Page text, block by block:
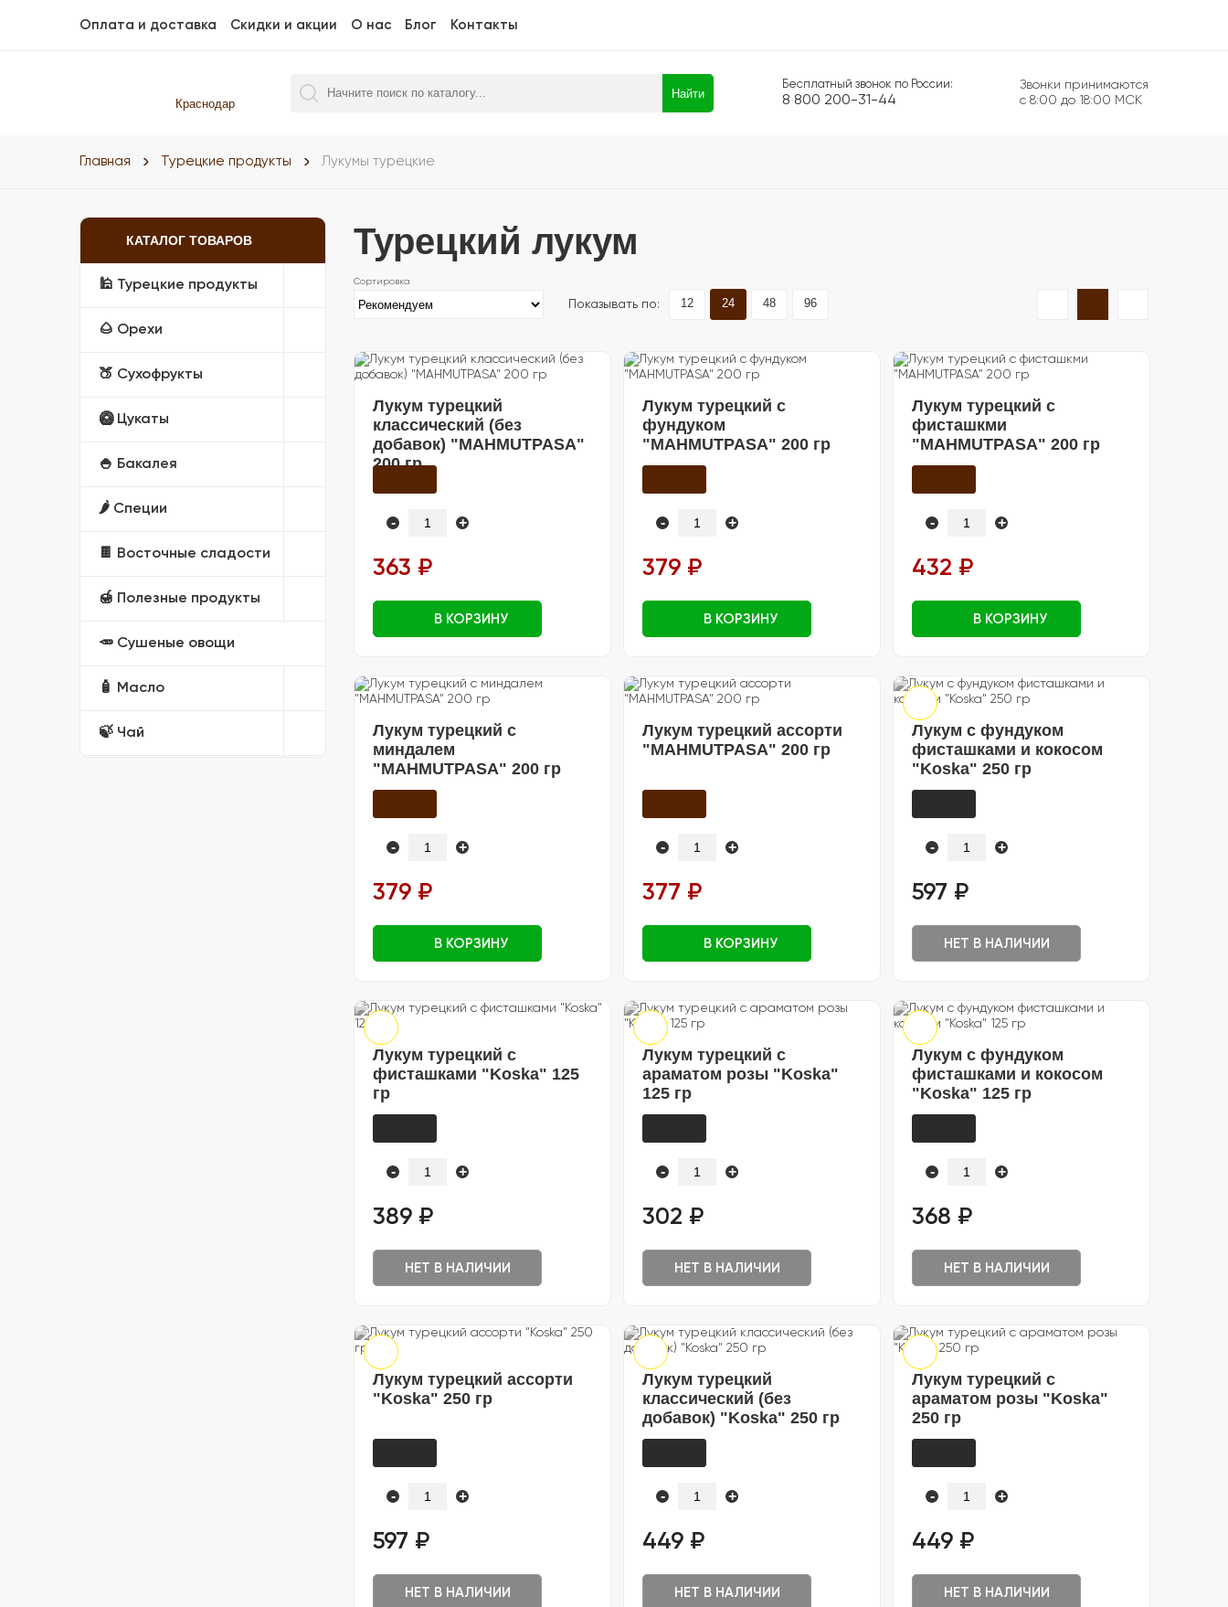
Оплата и доставка Скидки и акции О нас Блог Контакты
Краснодар
Найти
Бесплатный звонок по России:
8 800 200-31-44
Звонки принимаются
с 8:00 до 18:00 МСК
Главная Турецкие продукты Лукумы турецкие
КАТАЛОГ ТОВАРОВ
🕌 Турецкие продукты
🌰 Орехи
🍑 Сухофрукты
🥝 Цукаты
🍚 Бакалея
🌶️ Специи
🍫 Восточные сладости
🍯 Полезные продукты
🥕 Сушеные овощи
🧴 Масло
🍃 Чай
Турецкий лукум
Показывать по: 12 24 48 96
Лукум турецкий
классический (без
добавок) "MAHMUTPASA"
200 гр
- +
363 ₽
В КОРЗИНУ
Лукум турецкий с
фундуком
"MAHMUTPASA" 200 гр
- +
379 ₽
В КОРЗИНУ
Лукум турецкий с
фисташкми
"MAHMUTPASA" 200 гр
- +
432 ₽
В КОРЗИНУ
Лукум турецкий с
миндалем
"MAHMUTPASA" 200 гр
- +
379 ₽
В КОРЗИНУ
Лукум турецкий ассорти
"MAHMUTPASA" 200 гр
- +
377 ₽
В КОРЗИНУ
Лукум с фундуком
фисташками и кокосом
"Koska" 250 гр
- +
597 ₽
НЕТ В НАЛИЧИИ
Лукум турецкий с
фисташками "Koska" 125
гр
- +
389 ₽
НЕТ В НАЛИЧИИ
Лукум турецкий с
араматом розы "Koska"
125 гр
- +
302 ₽
НЕТ В НАЛИЧИИ
Лукум с фундуком
фисташками и кокосом
"Koska" 125 гр
- +
368 ₽
НЕТ В НАЛИЧИИ
Лукум турецкий ассорти
"Koska" 250 гр
- +
597 ₽
НЕТ В НАЛИЧИИ
Лукум турецкий
классический (без
добавок) "Koska" 250 гр
- +
449 ₽
НЕТ В НАЛИЧИИ
Лукум турецкий с
араматом розы "Koska"
250 гр
- +
449 ₽
НЕТ В НАЛИЧИИ